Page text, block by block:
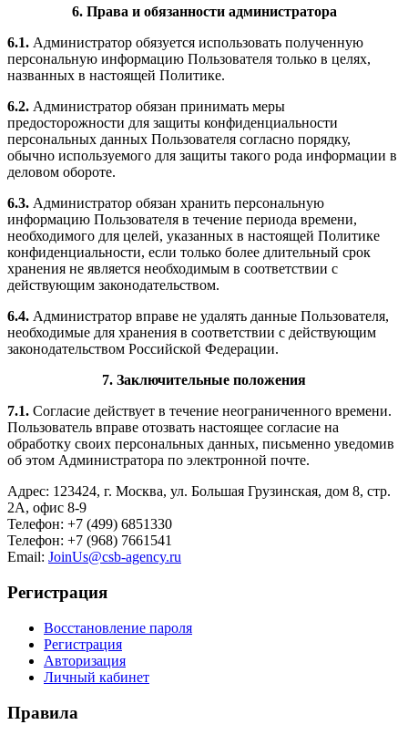
6. Права и обязанности администратора
6.1. Администратор обязуется использовать полученную
персональную информацию Пользователя только в целях,
названных в настоящей Политике.
6.2. Администратор обязан принимать меры
предосторожности для защиты конфиденциальности
персональных данных Пользователя согласно порядку,
обычно используемого для защиты такого рода информации в
деловом обороте.
6.3. Администратор обязан хранить персональную
информацию Пользователя в течение периода времени,
необходимого для целей, указанных в настоящей Политике
конфиденциальности, если только более длительный срок
хранения не является необходимым в соответствии с
действующим законодательством.
6.4. Администратор вправе не удалять данные Пользователя,
необходимые для хранения в соответствии с действующим
законодательством Российской Федерации.
7. Заключительные положения
7.1. Согласие действует в течение неограниченного времени.
Пользователь вправе отозвать настоящее согласие на
обработку своих персональных данных, письменно уведомив
об этом Администратора по электронной почте.
Адрес: 123424, г. Москва, ул. Большая Грузинская, дом 8, стр.
2А, офис 8-9
Телефон: +7 (499) 6851330
Телефон: +7 (968) 7661541
Email: JoinUs@csb-agency.ru
Регистрация
Восстановление пароля
Регистрация
Авторизация
Личный кабинет
Правила